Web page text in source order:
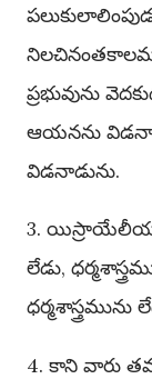
ప్రభువును
ఆయనను
విడనాడును.
3.
లేడు,
ధర్మశాస్త్రమును
4. కాని వారు